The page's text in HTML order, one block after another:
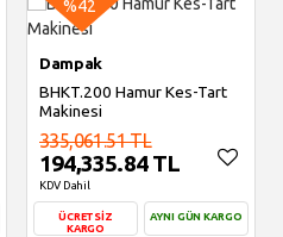
%42
Dampak
BHKT.200 Hamur Kes-Tart
Makinesi
335,061.51 TL
194,335.84 TL
KDV Dahil
ÜCRETSİZ
KARGO
AYNI GÜN KARGO